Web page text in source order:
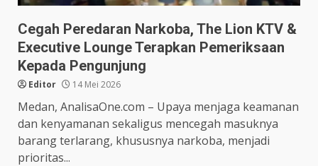
Cegah Peredaran Narkoba, The Lion KTV &
Executive Lounge Terapkan Pemeriksaan
Kepada Pengunjung
Editor 14 Mei 2026
Medan, AnalisaOne.com – Upaya menjaga keamanan
dan kenyamanan sekaligus mencegah masuknya
barang terlarang, khususnya narkoba, menjadi
prioritas...